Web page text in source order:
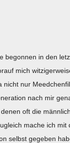
begonnen in den
mich
nicht nur
nach mir
oft die
mache ich
selbst gegeben